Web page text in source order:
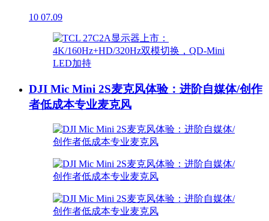
10 07.09
DJI Mic Mini 2S麦克风体验：进阶自媒体/创作
者低成本专业麦克风